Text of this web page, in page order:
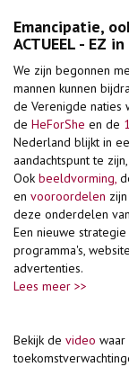
Emancipatie,
ACTUEEL - EZ
We zijn begonnen
mannen kunnen
de Verenigde naties
de HeForShe en de
Nederland blijkt in
aandachtspunt te
Ook beeldvorming,
en vooroordelen
deze onderdelen
Een nieuwe
programma's,
advertenties.
Lees meer >>
Bekijk de video waar